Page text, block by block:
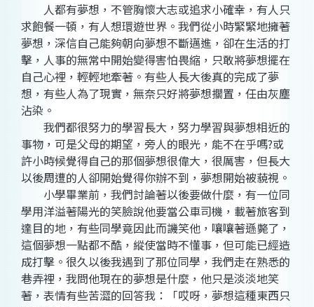
人都有夢想，不管胸懷大志或追求小確幸，有人只
求飽餐一頓，有人想環遊世界。我們從小時緊緊地擁著
夢想，深信自己能夠朝向夢想不斷邁進，卻在生活的打
擊，人事的無常中開始變得害怕畏縮，只敢將夢想擺在
自己心裡，輕輕地牽著。有些人長大後真的完成了夢
想，有些人為了現實，無奈只好將夢想擱置，任由灰塵
沾染。
我們都很努力的學習長大，努力學習與夢想相近的
事物，可是父母的期望，旁人的眼光，能不在乎嗎?或
許小時候覺得自己的那個夢想很偉大，很厲害，但長大
以後周遭的人卻開始覺得你辦不到，夢想開始被藐視。
小學畢業前，我們討論著以後要做什麼，有一位同
學用洋溢著陽光的笑臉說他要當公車司機，載著旅客到
達目的地，有些同學竟因此而譏笑他，嚷嚷著遜斃了，
這個夢想一點都不酷，縱使當時不懂事，但可能已經造
成打擊。很久以後我遇到了那位同學，我們走在熟悉的
巷弄裡，我問他現在的夢想是什麼，他只是淡淡地笑
著，表情有些苦澀的回答我：「哎呀，夢想這種東西只